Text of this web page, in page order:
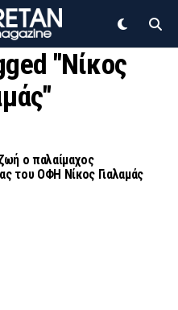
"Νίκος
ο παλαίμαχος
του ΟΦΗ Νίκος Γιαλαμάς